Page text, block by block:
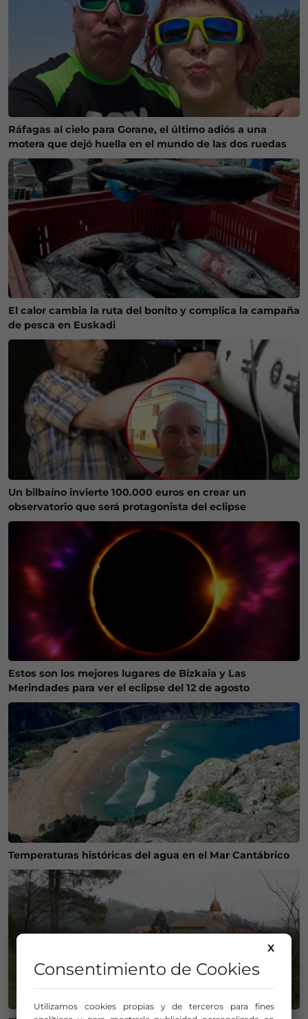
Ráfagas al cielo para Gorane, el último adiós a una
motera que dejó huella en el mundo de las dos ruedas
El calor cambia la ruta del bonito y complica la campaña
de pesca en Euskadi
Un bilbaíno invierte 100.000 euros en crear un
observatorio que será protagonista del eclipse
Estos son los mejores lugares de Bizkaia y Las
Merindades para ver el eclipse del 12 de agosto
Temperaturas históricas del agua en el Mar Cantábrico
X
Consentimiento de Cookies
Utilizamos cookies propias y de terceros para fines